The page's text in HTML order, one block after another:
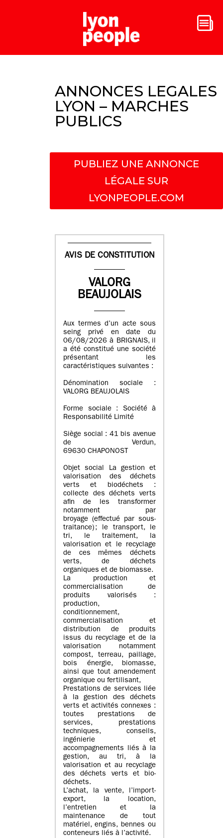
ANNONCES LEGALES
LYON – MARCHES
PUBLICS
PUBLIEZ UNE ANNONCE
LÉGALE SUR
LYONPEOPLE.COM
AVIS DE CONSTITUTION
VALORG
BEAUJOLAIS
Aux termes d’un acte sous
seing privé en date du
06/08/2026 à BRIGNAIS, il
a été constitué une société
présentant les
caractéristiques suivantes :
Dénomination sociale :
VALORG BEAUJOLAIS
Forme sociale : Société à
Responsabilité Limité
Siège social : 41 bis avenue
de Verdun,
69630 CHAPONOST
Objet social La gestion et
valorisation des déchets
verts et biodéchets :
collecte des déchets verts
afin de les transformer
notamment par
broyage (effectué par sous-
traitance) ; le transport, le
tri, le traitement, la
valorisation et le recyclage
de ces mêmes déchets
verts, de déchets
organiques et de biomasse.
La production et
commercialisation de
produits valorisés :
production,
conditionnement,
commercialisation et
distribution de produits
issus du recyclage et de la
valorisation notamment
compost, terreau, paillage,
bois énergie, biomasse,
ainsi que tout amendement
organique ou fertilisant,
Prestations de services liée
à la gestion des déchets
verts et activités connexes :
toutes prestations de
services, prestations
techniques, conseils,
ingénierie et
accompagnements liés à la
gestion, au tri, à la
valorisation et au recyclage
des déchets verts et bio-
déchets.
L’achat, la vente, l’import-
export, la location,
l’entretien et la
maintenance de tout
matériel, engins, bennes ou
conteneurs liés à l’activité.